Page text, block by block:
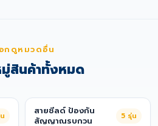
กดูหมวดอื่น
สินค้าทั้งหมด
สายชีลด์ ป้องกัน
สัญญาณรบกวน
5 รุ่น